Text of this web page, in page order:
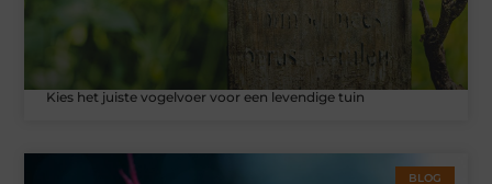
Kies het juiste vogelvoer voor een levendige tuin
BLOG